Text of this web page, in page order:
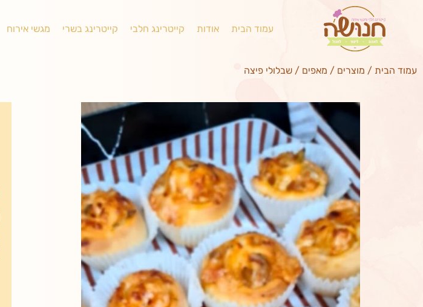
עמוד הבית אודות קייטרינג חלבי קייטרינג בשרי מגשי אירוח
עמוד הבית / מוצרים / מאפים / שבלולי פיצה